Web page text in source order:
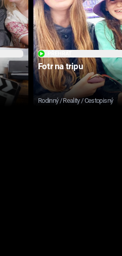
Fotr na tripu
Rodinný / Reality / Cestopisný